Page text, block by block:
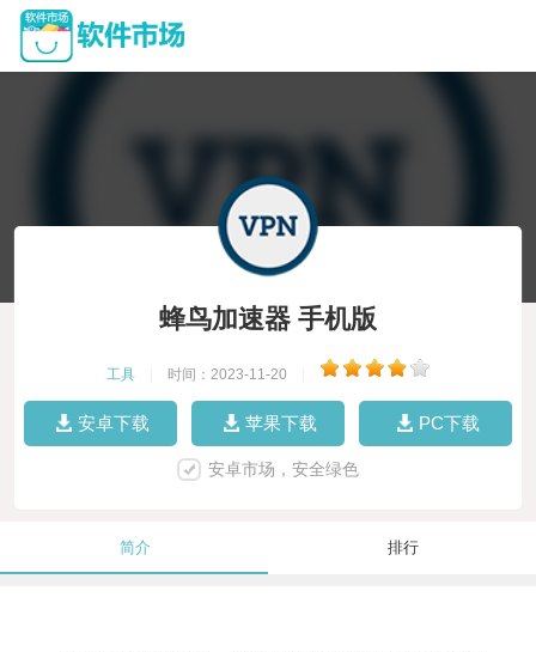
蜂鸟加速器 手机版
工具 时间：2023-11-20
安卓下载 苹果下载 PC下载
安卓市场，安全绿色
简介 排行